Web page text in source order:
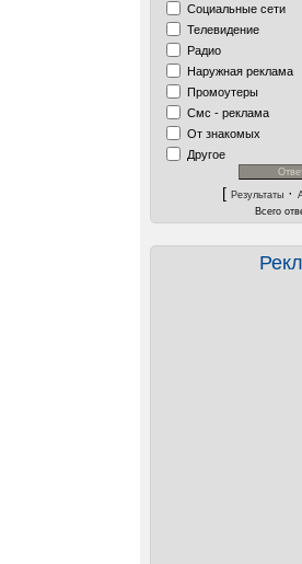
Социальные сети
Телевидение
Радио
Наружная реклама
Промоутеры
Смс - реклама
От знакомых
Другое
[ Результаты·
Всего